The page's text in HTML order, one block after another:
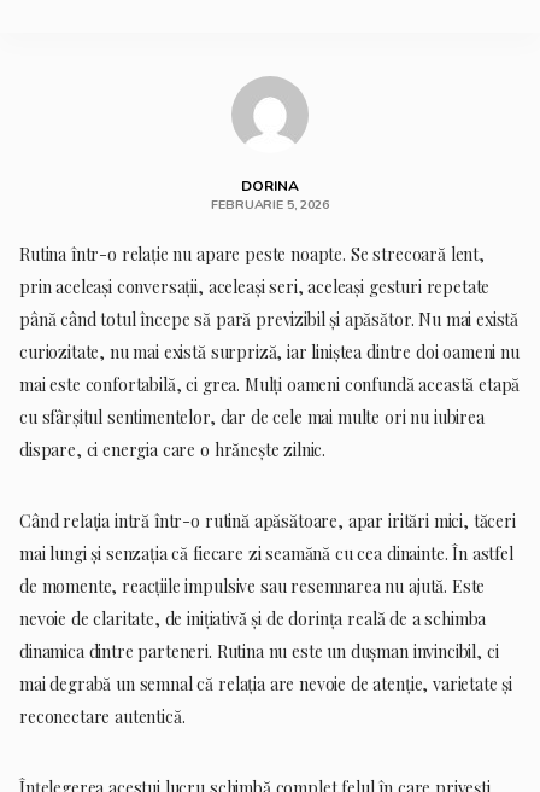
DORINA
FEBRUARIE 5, 2026
Rutina într-o relație nu apare peste noapte. Se strecoară lent,
prin aceleași conversații, aceleași seri, aceleași gesturi repetate
până când totul începe să pară previzibil și apăsător. Nu mai există
curiozitate, nu mai există surpriză, iar liniștea dintre doi oameni nu
mai este confortabilă, ci grea. Mulți oameni confundă această etapă
cu sfârșitul sentimentelor, dar de cele mai multe ori nu iubirea
dispare, ci energia care o hrănește zilnic.
Când relația intră într-o rutină apăsătoare, apar iritări mici, tăceri
mai lungi și senzația că fiecare zi seamănă cu cea dinainte. În astfel
de momente, reacțiile impulsive sau resemnarea nu ajută. Este
nevoie de claritate, de inițiativă și de dorința reală de a schimba
dinamica dintre parteneri. Rutina nu este un dușman invincibil, ci
mai degrabă un semnal că relația are nevoie de atenție, varietate și
reconectare autentică.